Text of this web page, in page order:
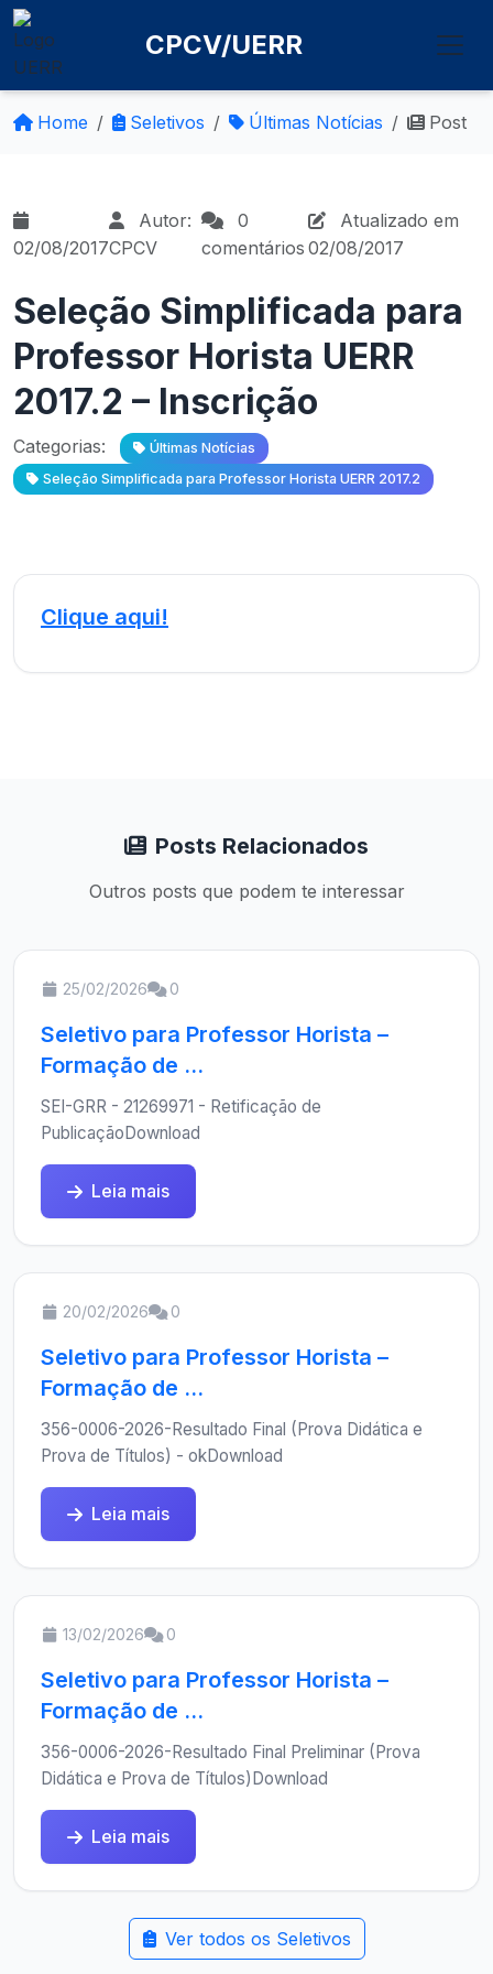
CPCV/UERR
Home Seletivos Últimas Notícias Post
02/08/2017
Autor:
CPCV
0
comentários
Atualizado em
02/08/2017
Seleção Simplificada para
Professor Horista UERR
2017.2 – Inscrição
Categorias:
Últimas Notícias
Seleção Simplificada para Professor Horista UERR 2017.2
Clique aqui!
Posts Relacionados
Outros posts que podem te interessar
25/02/2026 0
Seletivo para Professor Horista –
Formação de ...
SEI-GRR - 21269971 - Retificação de
PublicaçãoDownload
Leia mais
20/02/2026 0
Seletivo para Professor Horista –
Formação de ...
356-0006-2026-Resultado Final (Prova Didática e
Prova de Títulos) - okDownload
Leia mais
13/02/2026 0
Seletivo para Professor Horista –
Formação de ...
356-0006-2026-Resultado Final Preliminar (Prova
Didática e Prova de Títulos)Download
Leia mais
Ver todos os Seletivos